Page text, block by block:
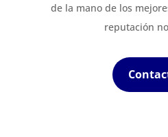
de la mano de los
reputación